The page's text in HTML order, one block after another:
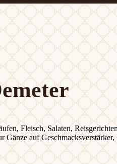
Fleisch, Salaten,
Gänze auf